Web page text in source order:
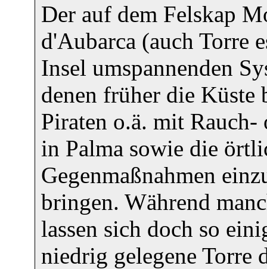
Der auf dem Felskap
d'Aubarca (auch Torre
Insel umspannenden
denen früher die Küste
Piraten o.ä. mit
in Palma sowie die
Gegenmaßnahmen
bringen. Während
lassen sich doch so
niedrig gelegene Torre